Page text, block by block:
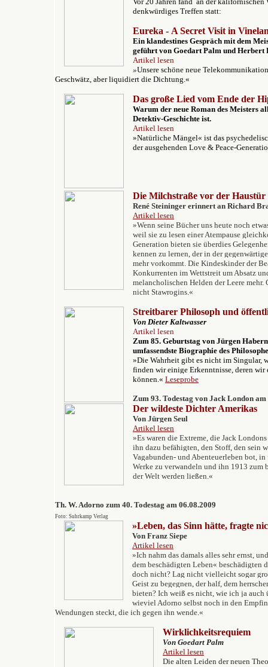
denkwürdiges Treffen statt:
Eureka - A Secret Visit in
Ein klandestines Gespräch mit dem
geführt von Goedart Palm und Herbert
Artikel lesen
»Unsere schöne neue
Geschwätz, aber liquidiert die Dichtung.«
Das große Lied vom Ende der
Warum der neue Roman des Meisters
Detektiv-Geschichte ist.
Artikel lesen
»Natürliche Mängel« ist das
der ausgehenden Love & Peace-
Die Milchstraße vor der Haustür
René Steininger erinnert an Richard
Artikel lesen
»Wenn seine Bücher uns heute noch
weil sie zu lesen einer Atempause
Generation bieten sie überdies
kennen zu lernen, der in der
mehr vorkommt. Die Kindeskinder der
Konkurrenten im Wettstreit um Absatz
melancholischen Helden der Leere mehr.
nicht Stawrogins.«
Streitbarer Philosoph und
Von Dieter Kaltwasser
Artikel lesen
Zum 85. Geburtstag von Jürgen
umfassendste Biographie des
»Die Wahrheit gibt es nicht im Singular,
finden wir einige Erkenntnisse, deren wir
können.« Leseprobe
Zum 93. Todestag von Jack London am
Der wildeste Dichter Amerikas
Von Jürgen Seul
Artikel lesen
»Es waren die Extreme, die Jack
ihn dazu befähigten, den Stoff, den sein
Vagabunden- und Abenteuerleben bot,
Werke zu verwandeln und ihn 1913 zum
der Welt werden ließen.«
Th. W. Adorno zum 40. Todestag am 06.08.2009
Foto: Suhrkamp Verlag
»Leben, das Sinn hätte, fragte
Von Franz Siepe
Artikel lesen
»Ich nahm das damals alles sehr ernst,
dem beschädigten Leben« beschädigten
doch nicht? Lag nicht vielleicht sogar
Geist zu begegnen, der half, dem
bieten? Ich weiß es nicht, wie ich ja auch
wieviel Adorno selbst noch in den
Wendungen steckt, die ich gegen ihn wende.«
Wirklichkeitsrequiem
Von Goedart Palm
Artikel lesen
Die alten Leiden der neuen